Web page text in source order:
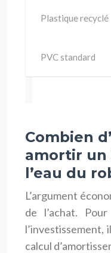
Plastique recyclé
PVC standard
Combien
amortir un
l’eau du
L’argument
de l’achat.
calcul